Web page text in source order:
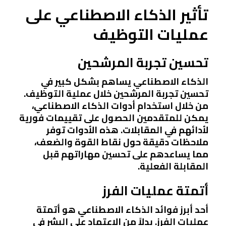
تأثير الذكاء الاصطناعي على
عمليات التوظيف
تحسين تجربة المرشحين
الذكاء الاصطناعي يساهم بشكل كبير في
تحسين تجربة المرشحين خلال عملية التوظيف.
من خلال استخدام أدوات الذكاء الاصطناعي،
يمكن للمتقدمين الحصول على تقييمات فورية
لأدائهم في المقابلات. هذه الأدوات توفر
ملاحظات دقيقة حول نقاط القوة والضعف،
مما يساعدهم على تحسين مهاراتهم قبل
المقابلة الفعلية.
أتمتة عمليات الفرز
أحد أبرز فوائد الذكاء الاصطناعي هو أتمتة
عمليات الفرز. بدلاً من الاعتماد على البشر في